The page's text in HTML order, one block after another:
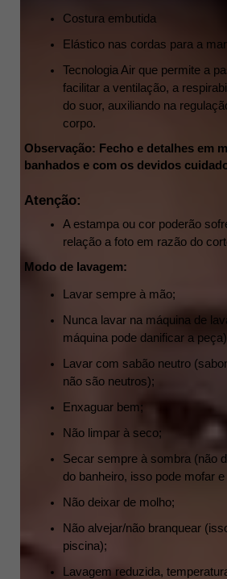
Costura embutida
Elástico nas cordas para a
Tecnologia Air que permite a
facilitar a ventilação, a
do suor, auxiliando na
corpo.
Observação: Fecho e detalhes em
banhados e com os devidos
Atenção:
A estampa ou cor poderão
relação a foto em razão do
Modo de lavagem:
Lavar sempre à mão;
Nunca lavar na máquina de
máquina pode danificar a
Lavar com sabão neutro
não são neutros);
Enxaguar bem;
Não limpar à seco;
Secar sempre à sombra (não
do banheiro, isso pode mofar e
Não deixar de molho;
Não alvejar/não branquear
piscina);
Lavagem reduzida,